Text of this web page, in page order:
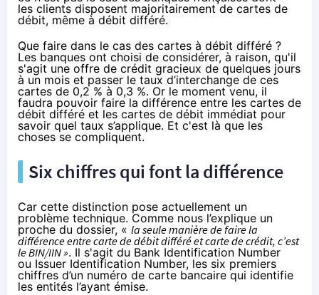
les clients disposent majoritairement de cartes de
débit, même à débit différé.
Que faire dans le cas des cartes à débit différé ?
Les banques ont choisi de considérer, à raison, qu'il
s'agit une offre de crédit gracieux de quelques jours
à un mois et passer le taux d’interchange de ces
cartes de 0,2 % à 0,3 %. Or le moment venu, il
faudra pouvoir faire la différence entre les cartes de
débit différé et les cartes de débit immédiat pour
savoir quel taux s’applique. Et c'est là que les
choses se compliquent.
Six chiffres qui font la différence
Car cette distinction pose actuellement un
problème technique. Comme nous l’explique un
proche du dossier, « la seule manière de faire la
différence entre carte de débit différé et carte de crédit, c’est
leBIN/IIN». Il s'agit du Bank Identification Number
ou Issuer Identification Number, les six premiers
chiffres d’un numéro de carte bancaire qui identifie
les entités l’ayant émise.